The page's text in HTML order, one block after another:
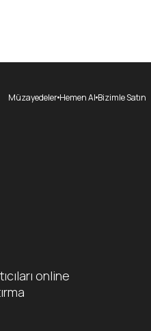
MüzayedelerHemen Al Bizimle Satın
online